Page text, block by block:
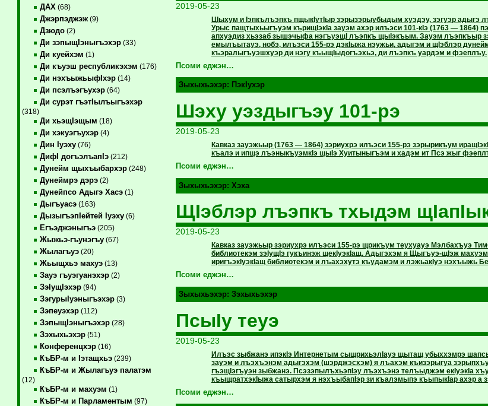
ДАХ (68)
Джэрпэджэж(9)
Дзюдо(2)
Ди зэпыщIэныгъэхэр(33)
Ди куейхэм (1)
Ди къуэш республикэхэм (176)
Ди нэхъыжьыфIхэр(14)
Ди псэлъэгъухэр(64)
Ди сурэт гъэтIылъыгъэхэр
(318)
Ди хьэщIэщым (18)
Ди хэкуэгъухэр(4)
Дин Iуэху(76)
ДифI догъэлъапIэ(212)
Дунейм щыхъыбархэр(248)
Дунеймрэ дэрэ(2)
Дунейпсо Адыгэ Хасэ(1)
Дыгъуасэ(163)
ДызыгъэпIейтей Iуэху(6)
Егъэджэныгъэ(205)
Жыжьэ-гъунэгъу(67)
Жылагъуэ(20)
Жьыщхьэ махуэ(13)
Зауэ гъуэгуанэхэр(2)
ЗэIущIэхэр(94)
ЗэгурыIуэныгъэхэр(3)
Зэпеуэхэр(112)
ЗэпыщIэныгъэхэр(28)
Зэхыхьэхэр(51)
Конференцхэр(16)
КъБР-м и Iэтащхьэ(239)
КъБР-м и Жылагъуэ палатэм
(12)
КъБР-м и махуэм (1)
КъБР-м и Парламентым (97)
2019-05-23
ЦIыхум и Iэпкълъэпкъ пщыкIутIыр зэрызэрыубыдым хуэдэу, зэгуэр адыгэ
Урыс пащтыхьыгъуэм кърищIэкIа зауэм ахэр илъэси 101-кIэ (1763 — 1864)
апхуэдиз хьэзаб зышэчыфа нэгъуэщI лъэпкъ щыIэкъым. Зауэм лъэпкъыр
емылъытауэ, нобэ, илъэси 155-рэ дэкIыжа нэужьи, адыгэм и щIэблэр
къэралыгъуэшхуэр ди нэгу къыщIыдогъэхьэ, ди лъэпкъ уардэм и фэеплъу.
Псоми еджэн…
Зыхыхьэхэр: ПэкIухэр
Шэху уэздыгъэу 101-рэ
2019-05-23
Кавказ зауэжьыр (1763 — 1864) зэриухрэ илъэси 155-рэ зэрырикъум
къалэ и ипщэ лъэныкъуэмкIэ щыIэ Хуитыныгъэм и хадэм ит Псэ жыг
Псоми еджэн…
Зыхыхьэхэр: Хэха
ЩIэблэр лъэпкъ тхыдэм
2019-05-23
Кавказ зауэжьыр зэриухрэ илъэси 155-рэ щрикъум теухуауэ Мэлбахъуэ
библиотекэм зэIущIэ гукъинэж щекIуэкIащ. Адыгэхэм я Щыгъуэ-щIэж
иригъэкIуэкIащ библиотекэм и лъахэхутэ къудамэм и лэжьакIуэ нэхъыжь
Псоми еджэн…
Зыхыхьэхэр: Зэхыхьэхэр
ПсыIу теуэ
2019-05-23
Илъэс зыбжанэ ипэкIэ Интернетым сыщрихьэлIауэ щытащ убыххэмрэ
зауэм и лъэхъэнэм адыгэхэм (шэрджэсхэм) я лъахэм къизэрыгуа
гъэщIэгъуэн зыбжанэ. ПсэзэпылъхьэпIэу лъэхъэнэ телъыджэм екIуэкIа
къыщратхэкIыжа сатырхэм я нэхъыбапIэр зи къалэмыпэ къыпыкIар ахэр а
Псоми еджэн…